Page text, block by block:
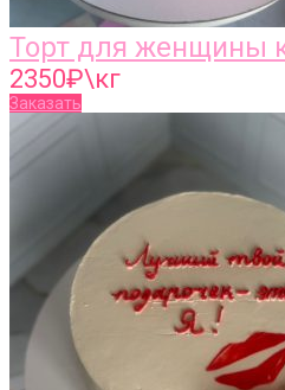
Торт для женщины
2350₽\кг
Заказать